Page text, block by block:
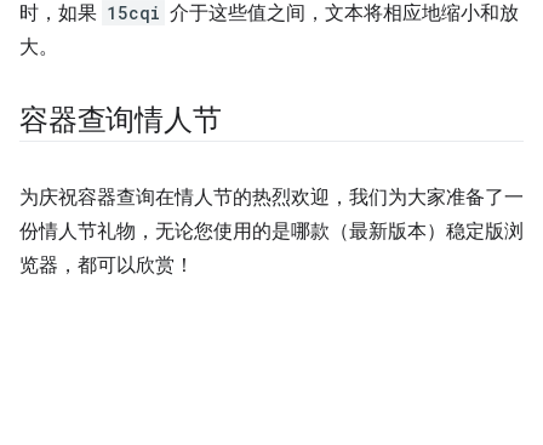
时，如果 15cqi 介于这些值之间，文本将相应地缩小和放
大。
容器查询情人节
为庆祝容器查询在情人节的热烈欢迎，我们为大家准备了一
份情人节礼物，无论您使用的是哪款（最新版本）稳定版浏
览器，都可以欣赏！